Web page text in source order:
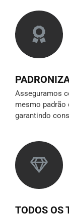
Asseguramos
mesmo padrão
garantindo
TODOS OS